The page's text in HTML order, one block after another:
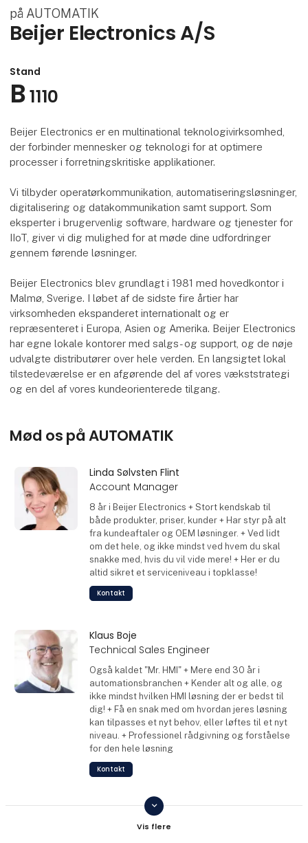
på AUTOMATIK
Beijer Electronics A/S
Stand
B1110
Beijer Electronics er en multinational teknologivirksomhed,
der forbinder mennesker og teknologi for at optimere
processer i forretningskritiske applikationer.
Vi tilbyder operatørkommunikation, automatiseringsløsninger,
digitalisering og datakommunikation samt support. Som
eksperter i brugervenlig software, hardware og tjenester for
IIoT, giver vi dig mulighed for at møde dine udfordringer
gennem førende løsninger.
Beijer Electronics blev grundlagt i 1981 med hovedkontor i
Malmø, Sverige. I løbet af de sidste fire årtier har
virksomheden ekspanderet internationalt og er
repræsenteret i Europa, Asien og Amerika. Beijer Electronics
har egne lokale kontorer med salgs- og support, og de nøje
udvalgte distributører over hele verden. En langsigtet lokal
tilstedeværelse er en afgørende del af vores vækststrategi
og en del af vores kundeorienterede tilgang.
Mød os på AUTOMATIK
keyboard_arrow_down
Linda Sølvsten Flint
Account Manager
8 år i Beijer Electronics + Stort kendskab til
både produkter, priser, kunder + Har styr på alt
fra kundeaftaler og OEM løsninger. + Ved lidt
om det hele, og ikke mindst ved hvem du skal
snakke med, hvis du vil vide mere! + Her er du
altid sikret et serviceniveau i topklasse!
Kontakt
Klaus Boje
Technical Sales Engineer
Også kaldet "Mr. HMI" + Mere end 30 år i
automationsbranchen + Kender alt og alle, og
ikke mindst hvilken HMI løsning der er bedst til
dig! + Få en snak med om hvordan jeres løsning
kan tilpasses et nyt behov, eller løftes til et nyt
niveau. + Professionel rådgivning og forståelse
for den hele løsning
Kontakt
Tom Guldbrandsen
Technical Sales Engineer